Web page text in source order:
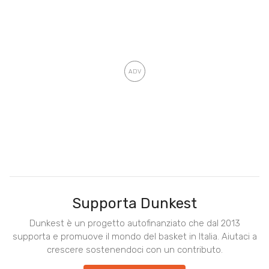
Supporta Dunkest
Dunkest è un progetto autofinanziato che dal 2013
supporta e promuove il mondo del basket in Italia. Aiutaci a
crescere sostenendoci con un contributo.